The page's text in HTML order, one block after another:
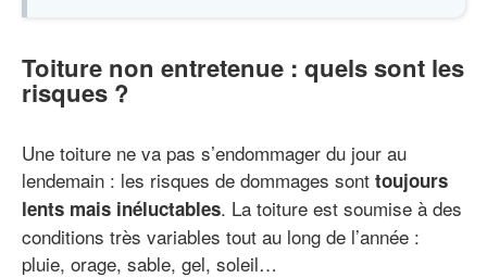
Toiture non entretenue : quels sont les
risques ?
Une toiture ne va pas s’endommager du jour au
lendemain : les risques de dommages sont toujours
lents mais inéluctables. La toiture est soumise à des
conditions très variables tout au long de l’année :
pluie, orage, sable, gel, soleil…